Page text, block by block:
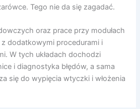
Tego nie da się zagadać.
oraz prace przy modułach
z dodatkowymi procedurami i
W tych układach dochodzi
i diagnostyka błędów, a sama
się do wypięcia wtyczki i włożenia